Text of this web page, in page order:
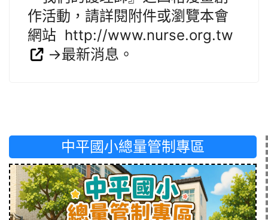
作活動，請詳閱附件或瀏覽本會
網站 http://www.nurse.org.tw
→最新消息。
中平國小總量管制專區